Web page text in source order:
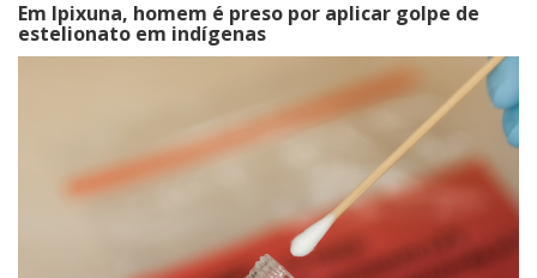
Em Ipixuna, homem é preso por aplicar golpe de
estelionato em indígenas